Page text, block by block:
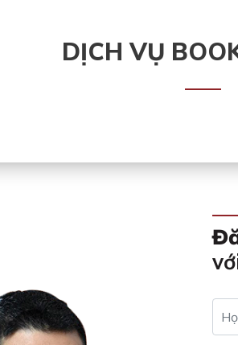
DỊCH VỤ